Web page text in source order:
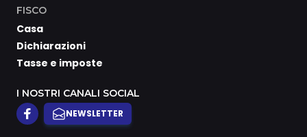
FISCO
Casa
Dichiarazioni
Tasse e imposte
I NOSTRI CANALI SOCIAL
NEWSLETTER